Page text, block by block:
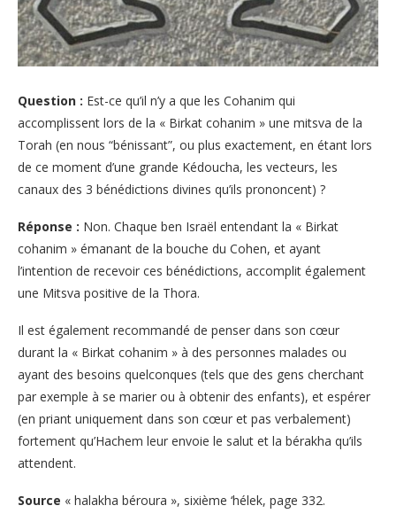
Question : Est-ce qu’il n’y a que les Cohanim qui
accomplissent lors de la « Birkat cohanim » une mitsva de la
Torah (en nous “bénissant”, ou plus exactement, en étant lors
de ce moment d’une grande Kédoucha, les vecteurs, les
canaux des 3 bénédictions divines qu’ils prononcent) ?
Réponse : Non. Chaque ben Israël entendant la « Birkat
cohanim » émanant de la bouche du Cohen, et ayant
l’intention de recevoir ces bénédictions, accomplit également
une Mitsva positive de la Thora.
Il est également recommandé de penser dans son cœur
durant la « Birkat cohanim » à des personnes malades ou
ayant des besoins quelconques (tels que des gens cherchant
par exemple à se marier ou à obtenir des enfants), et espérer
(en priant uniquement dans son cœur et pas verbalement)
fortement qu’Hachem leur envoie le salut et la bérakha qu’ils
attendent.
Source « halakha béroura », sixième ‘hélek, page 332.